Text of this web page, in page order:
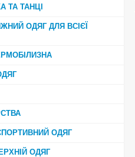
ТА ТАНЦІ
ОДЯГ ДЛЯ ВСІЄЇ
ОДЯГ
ОДЯГ